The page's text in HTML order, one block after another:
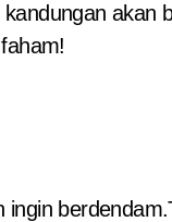
akan
ingin